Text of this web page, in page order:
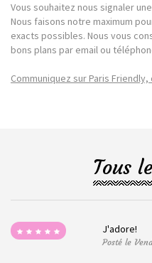
Vous souhaitez nous signaler
Nous faisons notre maximum
exacts possibles. Nous vous
bons plans par email ou
Communiquez sur Paris Friendly,
Tous
J'adore!
Posté le